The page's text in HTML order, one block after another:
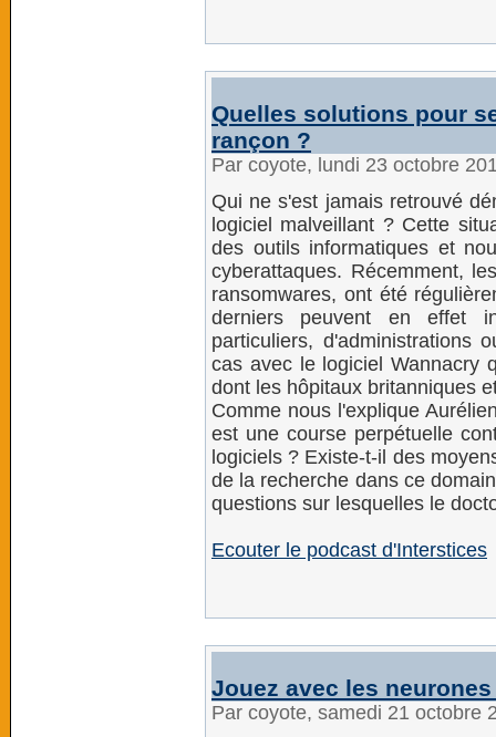
Quelles solutions pour
rançon ?
Par coyote, lundi 23 octobre
Qui ne s'est jamais retrouvé
logiciel malveillant ? Cette
des outils informatiques et
cyberattaques. Récemment,
ransomwares, ont été
derniers peuvent en effet
particuliers, d'administrations
cas avec le logiciel Wannacry
dont les hôpitaux britanniques
Comme nous l'explique
est une course perpétuelle
logiciels ? Existe-t-il des
de la recherche dans ce
questions sur lesquelles le
Ecouter le podcast d'Interstices
Jouez avec les
Par coyote, samedi 21 octobre